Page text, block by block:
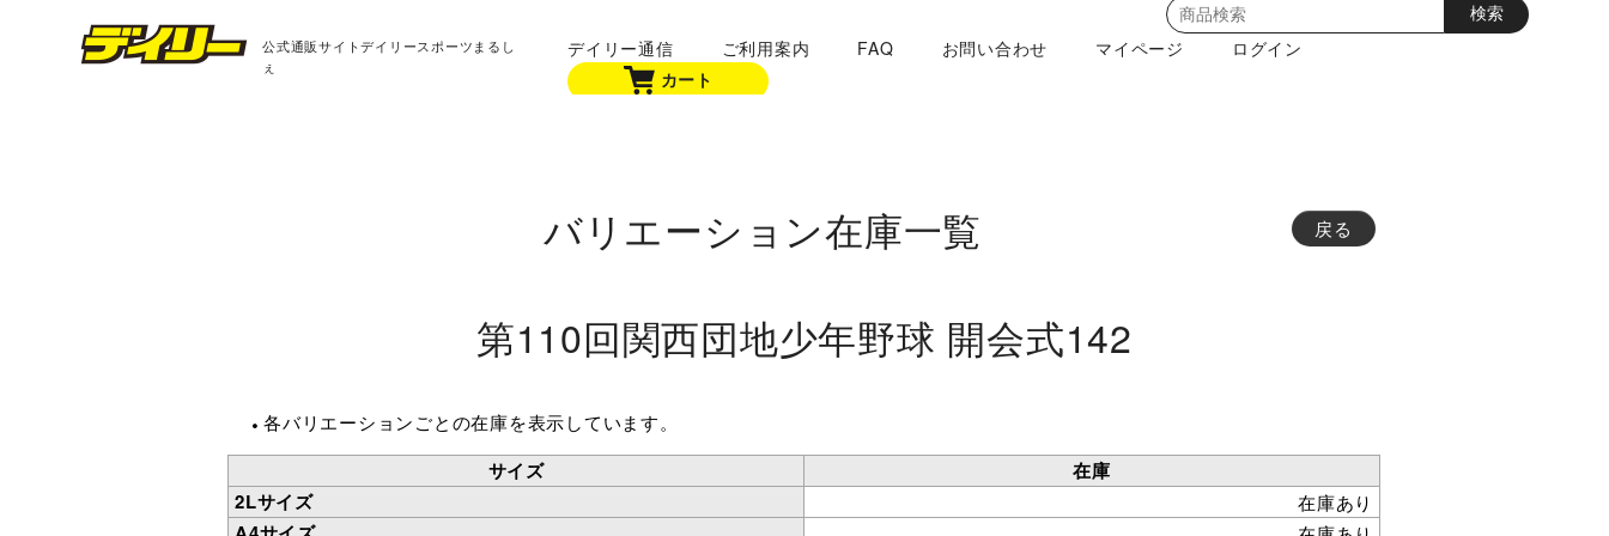
公式通販サイトデイリースポーツまるし
ぇ
デイリー通信 ご利用案内 FAQ お問い合わせ マイページ
ログイン
カート
バリエーション在庫一覧 戻る
第110回関西団地少年野球 開会式142
各バリエーションごとの在庫を表示しています。
サイズ
在庫
2Lサイズ
在庫あり